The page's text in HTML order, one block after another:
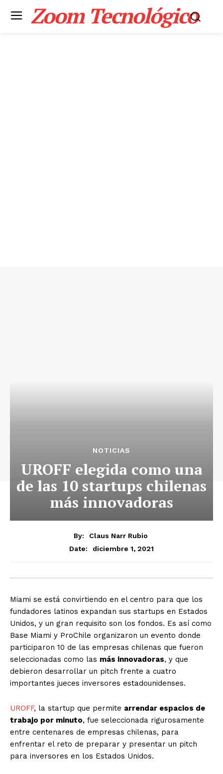
Zoom Tecnológico
NOTICIAS
UROFF elegida como una
de las 10 startups chilenas
más innovadoras
By:
Claus Narr Rubio
Date:
diciembre 1, 2021
Miami se está convirtiendo en el centro para que los
fundadores latinos expandan sus startups en Estados
Unidos, y un gran requisito son los fondos. Es así como
Base Miami y ProChile organizaron un evento donde
participaron 10 de las empresas chilenas que fueron
seleccionadas como las más innovadoras, y que
debieron desarrollar un pitch frente a cuatro
importantes jueces inversores estadounidenses.
UROFF, la startup que permite arrendar espacios de
trabajo por minuto, fue seleccionada rigurosamente
entre centenares de empresas chilenas, para
enfrentar el reto de preparar y presentar un pitch
para inversores en los Estados Unidos.